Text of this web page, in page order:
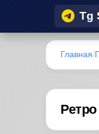
Tg
Главная